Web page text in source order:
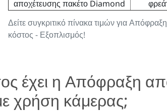
Δείτε συγκριτικό πίνακα τιμών για
κόστος - Εξοπλισμός!
αποχέτευσης πακέτο Diamond
έχει η Απόφραξη
χρήση κάμερας;